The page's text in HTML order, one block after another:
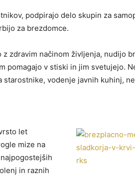
podpirajo delo skupin za
za brezdomce.
zdravim načinom življenja, nudijo
pomagajo v stiski in jim svetujejo.
starostnike, vodenje javnih kuhinj,
let
mize na
in raznih